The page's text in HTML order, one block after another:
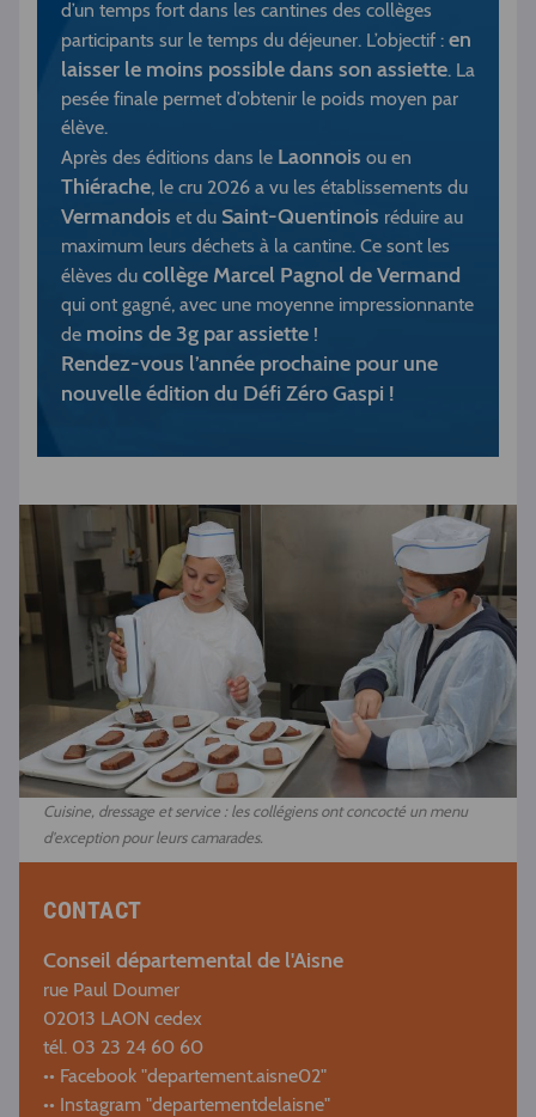
d’un temps fort dans les cantines des collèges
participants sur le temps du déjeuner. L’objectif : en
laisser le moins possible dans son assiette. La
pesée finale permet d’obtenir le poids moyen par
élève.
Après des éditions dans le Laonnois ou en
Thiérache, le cru 2026 a vu les établissements du
Vermandois et du Saint-Quentinois réduire au
maximum leurs déchets à la cantine. Ce sont les
élèves du collège Marcel Pagnol de Vermand
qui ont gagné, avec une moyenne impressionnante
de moins de 3g par assiette !
Rendez-vous l’année prochaine pour une
nouvelle édition du Défi Zéro Gaspi !
Cuisine, dressage et service : les collégiens ont concocté un menu
d'exception pour leurs camarades.
CONTACT
Conseil départemental de l'Aisne
rue Paul Doumer
02013 LAON cedex
tél. 03 23 24 60 60
•• Facebook "departement.aisne02"
•• Instagram "departementdelaisne"